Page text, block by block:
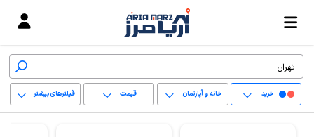
خرید خانه و آپارتمان قیمت فیلترهای بیشتر